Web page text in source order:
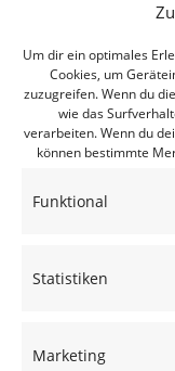
Um dir ein optimales
Cookies, um
zuzugreifen. Wenn du
wie das
verarbeiten. Wenn du
können bestimmte
Funktional
Statistiken
Marketing